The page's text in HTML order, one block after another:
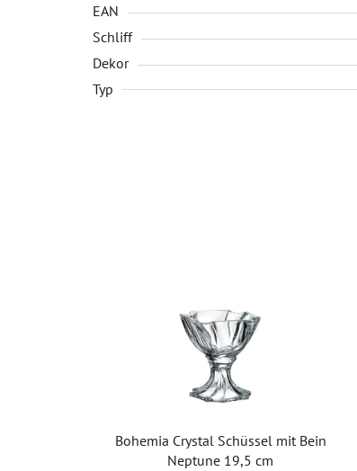
EAN
Schliff
Dekor
Typ
Bohemia Crystal Schüssel mit Bein
Neptune 19,5 cm